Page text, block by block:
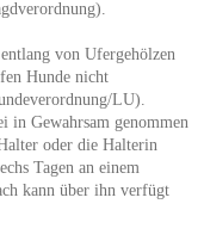
von Ufergehölzen
Hunde nicht
LU).
in Gewahrsam genommen
oder die Halterin
Tagen an einem
kann über ihn verfügt